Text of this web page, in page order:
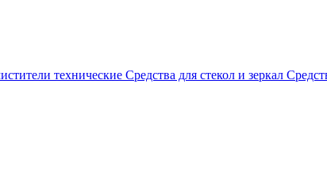
технические Средства для стекол и зеркал